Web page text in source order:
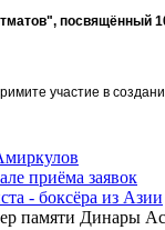
посвящённый
участие в
приёма заявок
- боксёра из Азии
памяти Динары